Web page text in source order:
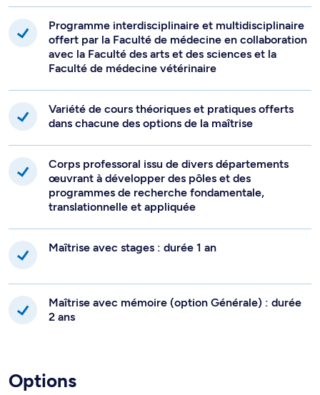
Programme interdisciplinaire et multidisciplinaire
offert par la Faculté de médecine en collaboration
avec la Faculté des arts et des sciences et la
Faculté de médecine vétérinaire
Variété de cours théoriques et pratiques offerts
dans chacune des options de la maîtrise
Corps professoral issu de divers départements
œuvrant à développer des pôles et des
programmes de recherche fondamentale,
translationnelle et appliquée
Maîtrise avec stages : durée 1 an
Maîtrise avec mémoire (option Générale) : durée
2 ans
Options